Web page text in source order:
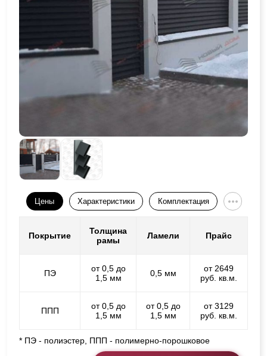
Цены Характеристики Комплектация
Покрытие
Толщина
рамы
Ламели Прайс
ПЭ
от 0,5 до
1,5 мм
0,5 мм
от 2649
руб. кв.м.
ППП
от 0,5 до
1,5 мм
от 0,5 до
1,5 мм
от 3129
руб. кв.м.
* ПЭ - полиэстер, ППП - полимерно-порошковое